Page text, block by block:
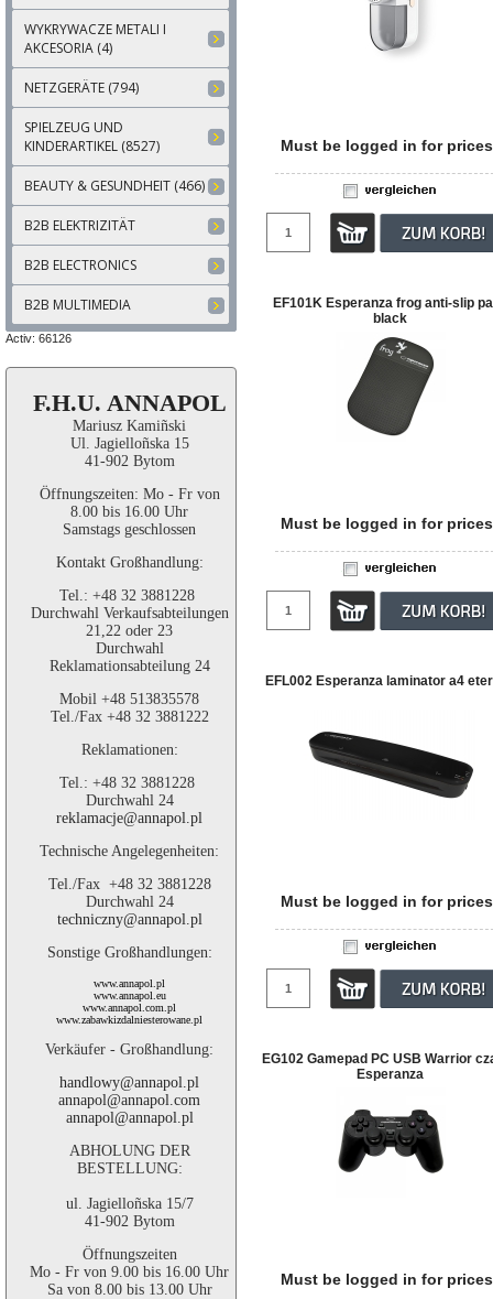
WYKRYWACZE METALI I
AKCESORIA (4)
NETZGERÄTE (794)
SPIELZEUG UND
KINDERARTIKEL (8527)
BEAUTY & GESUNDHEIT (466)
B2B ELEKTRIZITÄT
B2B ELECTRONICS
B2B MULTIMEDIA
Activ: 66126
F.H.U. ANNAPOL
Mariusz Kamiñski
Ul. Jagielloñska 15
41-902 Bytom
Öffnungszeiten: Mo - Fr von
8.00 bis 16.00 Uhr
Samstags geschlossen
Kontakt Großhandlung:
Tel.: +48 32 3881228
Durchwahl Verkaufsabteilungen
21,22 oder 23
Durchwahl
Reklamationsabteilung 24
Mobil +48 513835578
Tel./Fax +48 32 3881222
Reklamationen:
Tel.: +48 32 3881228
Durchwahl 24
reklamacje@annapol.pl
Technische Angelegenheiten:
Tel./Fax +48 32 3881228
Durchwahl 24
techniczny@annapol.pl
Sonstige Großhandlungen:
www.annapol.pl
www.annapol.eu
www.annapol.com.pl
www.zabawkizdalniesterowane.pl
Verkäufer - Großhandlung:
handlowy@annapol.pl
annapol@annapol.com
annapol@annapol.pl
ABHOLUNG DER
BESTELLUNG:
ul. Jagielloñska 15/7
41-902 Bytom
Öffnungszeiten
Mo - Fr von 9.00 bis 16.00 Uhr
Sa von 8.00 bis 13.00 Uhr
Must be logged in for
EF101K Esperanza frog anti-slip
black
Must be logged in for
EFL002 Esperanza laminator a4
Must be logged in for
EG102 Gamepad PC USB Warrior
Esperanza
Must be logged in for